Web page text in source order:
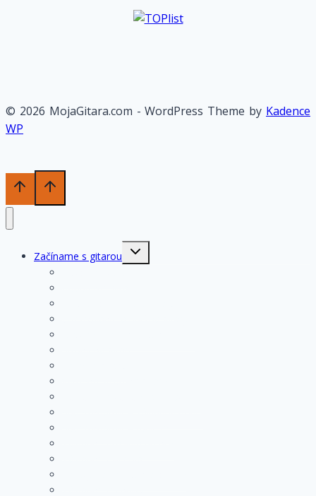
© 2026 MojaGitara.com - WordPress Theme by Kadence
WP
Začíname s gitarou
Toggle